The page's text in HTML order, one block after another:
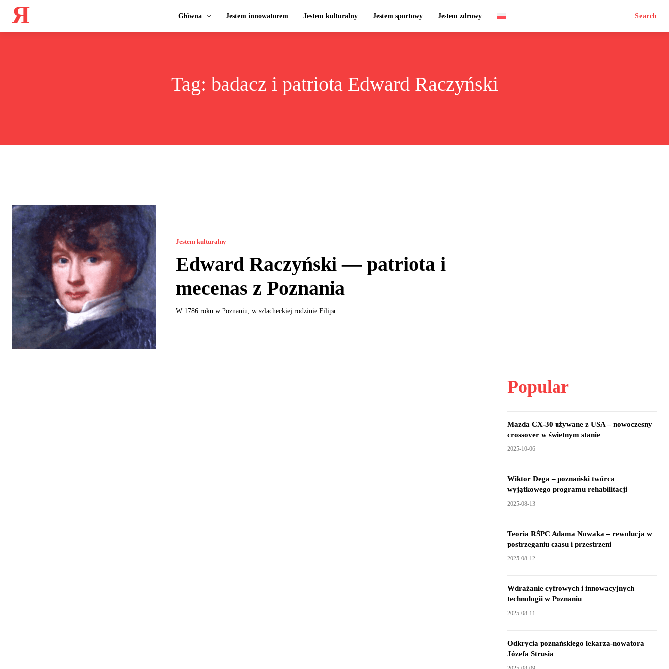
Я Główna Jestem innowatorem Jestem kulturalny Jestem sportowy Jestem zdrowy Search
Tag: badacz i patriota Edward Raczyński
Jestem kulturalny
Edward Raczyński — patriota i
mecenas z Poznania
W 1786 roku w Poznaniu, w szlacheckiej rodzinie Filipa...
Popular
Mazda CX-30 używane z USA – nowoczesny
crossover w świetnym stanie
2025-10-06
Wiktor Dega – poznański twórca
wyjątkowego programu rehabilitacji
2025-08-13
Teoria RŚPC Adama Nowaka – rewolucja w
postrzeganiu czasu i przestrzeni
2025-08-12
Wdrażanie cyfrowych i innowacyjnych
technologii w Poznaniu
2025-08-11
Odkrycia poznańskiego lekarza-nowatora
Józefa Strusia